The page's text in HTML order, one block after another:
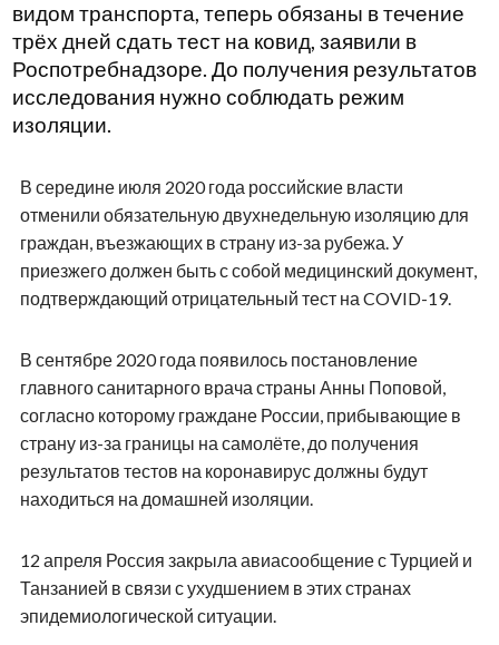
видом транспорта, теперь обязаны в течение
трёх дней сдать тест на ковид, заявили в
Роспотребнадзоре. До получения результатов
исследования нужно соблюдать режим
изоляции.
В середине июля 2020 года российские власти
отменили обязательную двухнедельную изоляцию для
граждан, въезжающих в страну из-за рубежа. У
приезжего должен быть с собой медицинский документ,
подтверждающий отрицательный тест на COVID-19.
В сентябре 2020 года появилось постановление
главного санитарного врача страны Анны Поповой,
согласно которому граждане России, прибывающие в
страну из-за границы на самолёте, до получения
результатов тестов на коронавирус должны будут
находиться на домашней изоляции.
12 апреля Россия закрыла авиасообщение с Турцией и
Танзанией в связи с ухудшением в этих странах
эпидемиологической ситуации.